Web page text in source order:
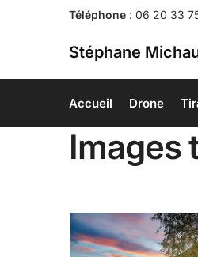
Téléphone : 06 20 33
Stéphane
Accueil Drone
Images